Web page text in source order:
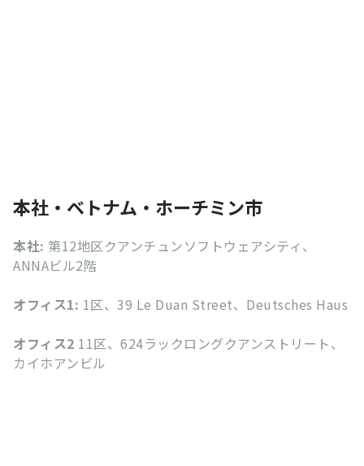
本社・ベトナム・ホーチミン市
本社: 第12地区クアンチュンソフトウェアシティ、
ANNAビル2階
オフィス1: 1区、39 Le Duan Street、Deutsches Haus
オフィス2 11区、624ラックロングクアンストリート、
カイホアンビル